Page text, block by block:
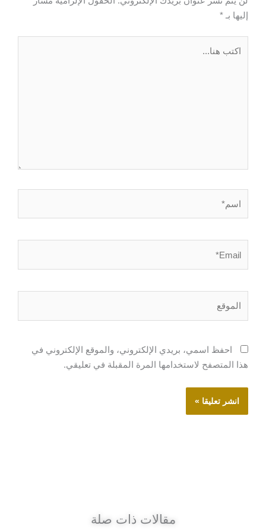
إليها بـ *
احفظ اسمي، بريدي الإلكتروني، والموقع الإلكتروني في
هذا المتصفح لاستخدامها المرة المقبلة في تعليقي.
مقالات ذات صلة